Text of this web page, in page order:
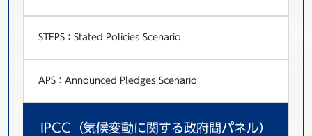
STEPS：Stated Policies Scenario
APS：Announced Pledges Scenario
IPCC（気候変動に関する政府間パネル）